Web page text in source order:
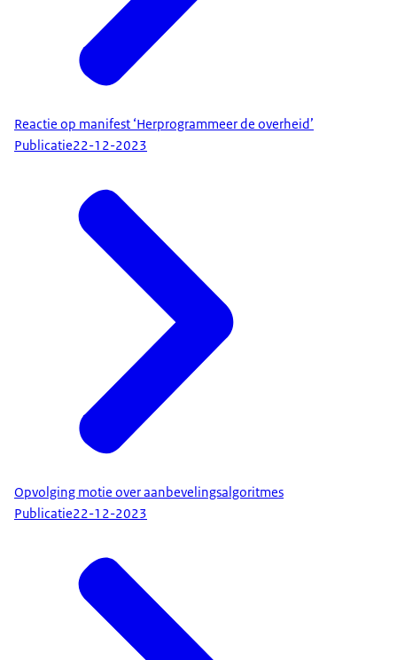
Reactie op manifest ‘Herprogrammeer de overheid’
Publicatie22-12-2023
Opvolging motie over aanbevelingsalgoritmes
Publicatie22-12-2023